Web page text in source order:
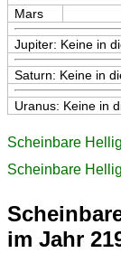
Mars
Jupiter: Keine in
Saturn: Keine in
Uranus: Keine in
Scheinbare
Scheinbare
im Jahr